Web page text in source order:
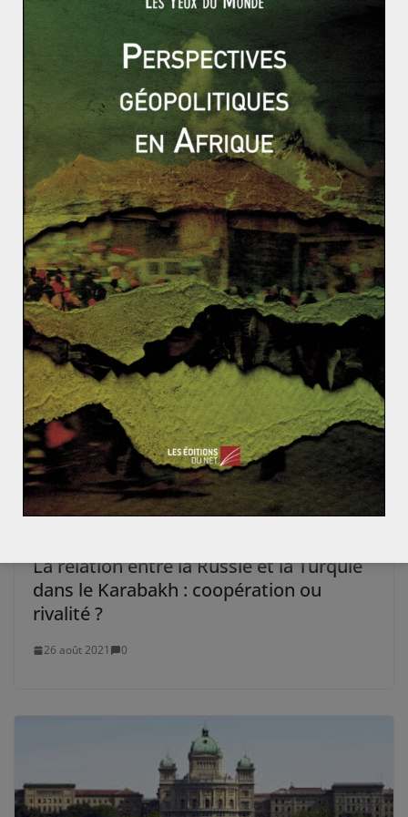
Révolution d’octobre : Retour des
instabilités au Kirghizistan
15 novembre 2020 0
La relation entre la Russie et la Turquie
dans le Karabakh : coopération ou
rivalité ?
26 août 2021 0